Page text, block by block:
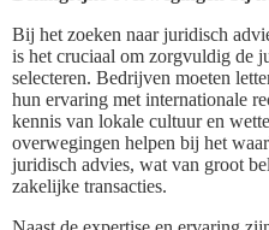
Bij het zoeken naar juridisch
is het cruciaal om zorgvuldig de
selecteren. Bedrijven moeten
hun ervaring met internationale
kennis van lokale cultuur en
overwegingen helpen bij het
juridisch advies, wat van groot
zakelijke transacties.